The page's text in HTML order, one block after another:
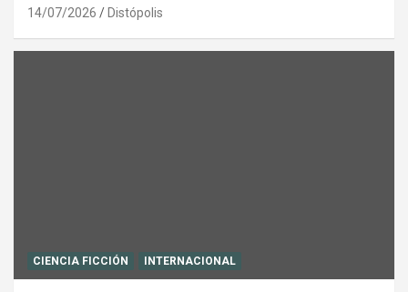
14/07/2026 Distópolis
CIENCIA FICCIÓN INTERNACIONAL